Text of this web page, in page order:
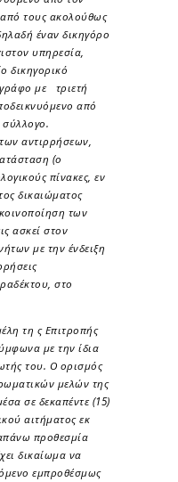
από τους ακολούθως
έναν δικηγόρο
υπηρεσία,
δικηγορικό
με τριετή
από
σύλλογο.
αντιρρήσεων,
(ο
πίνακες, εν
δικαιώματος
των
ασκεί στον
με την ένδειξη
στο
τη ς Επιτροπής
με την ίδια
του. Ο ορισμός
μελών της
σε δεκαπέντε (15)
αιτήματος εκ
προθεσμία
δικαίωμα να
εμπροθέσμως